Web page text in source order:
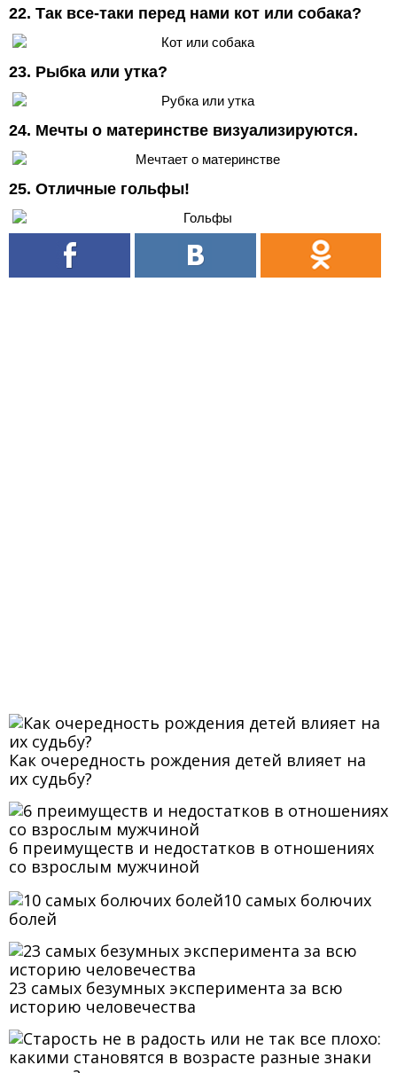
22. Так все-таки перед нами кот или собака?
23. Рыбка или утка?
24. Мечты о материнстве визуализируются.
25. Отличные гольфы!
Как очередность рождения детей влияет на
их судьбу?
6 преимуществ и недостатков в отношениях
со взрослым мужчиной
10 самых болючих
болей
23 самых безумных эксперимента за всю
историю человечества